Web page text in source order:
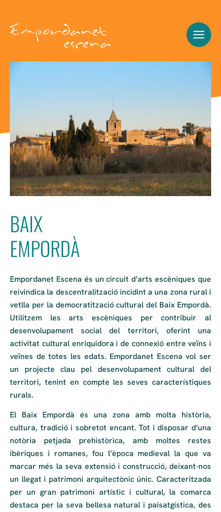
BAIX
EMPORDÀ
Empordanet Escena és un circuit d’arts escèniques que
reivindica la descentralització incidint a una zona rural i
vetlla per la democratització cultural del Baix Empordà.
Utilitzem les arts escèniques per contribuir al
desenvolupament social del territori, oferint una
activitat cultural enriquidora i de connexió entre veïns i
veïnes de totes les edats. Empordanet Escena vol ser
un projecte clau pel desenvolupament cultural del
territori, tenint en compte les seves característiques
rurals.
El Baix Empordà és una zona amb molta història,
cultura, tradició i sobretot encant. Tot i disposar d’una
notòria petjada prehistòrica, amb moltes restes
ibèriques i romanes, fou l’època medieval la que va
marcar més la seva extensió i construcció, deixant-nos
un llegat i patrimoni arquitectònic únic. Caracteritzada
per un gran patrimoni artístic i cultural, la comarca
destaca per la seva bellesa natural i paisatgística, des